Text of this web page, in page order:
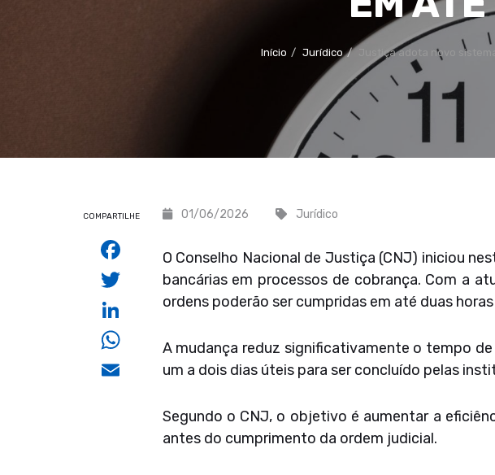
Início Jurídico Justiça adota novo
01/06/2026 Jurídico
O Conselho Nacional de Justiça (CNJ) iniciou
bancárias em processos de cobrança. Com a
ordens poderão ser cumpridas em até duas
A mudança reduz significativamente o tempo
um a dois dias úteis para ser concluído pelas
Segundo o CNJ, o objetivo é aumentar a
antes do cumprimento da ordem judicial.
COMPARTILHE
Facebook
Twitter
LinkedIn
WhatsApp
Email